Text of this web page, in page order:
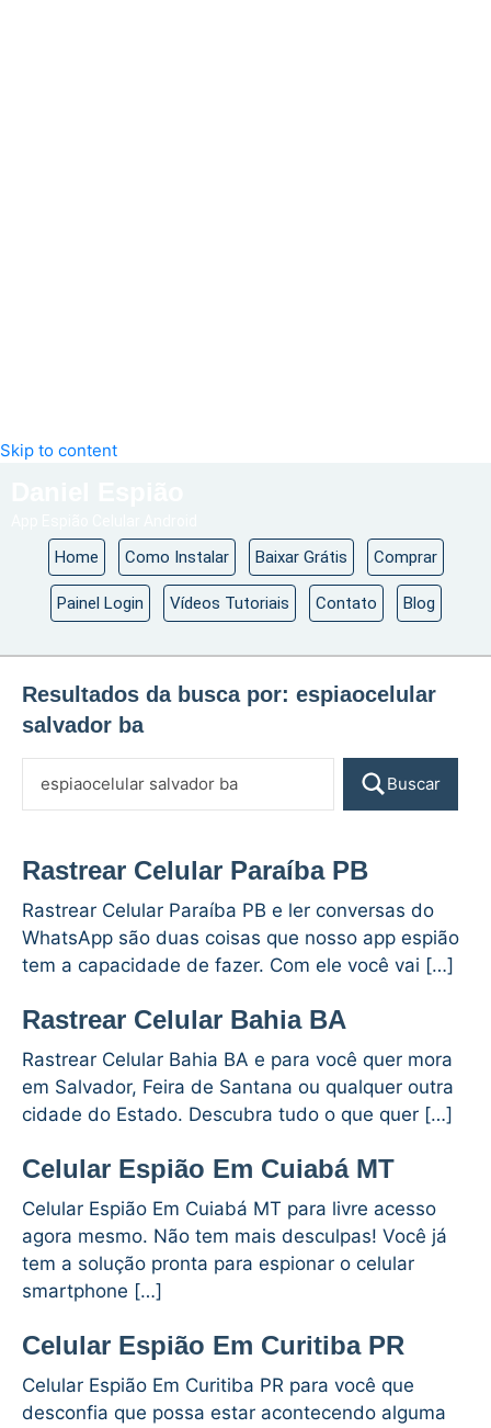
Skip to content
Home Como Instalar Baixar Grátis Comprar
Painel Login Vídeos Tutoriais Contato Blog
Resultados da busca por: espiaocelular
salvador ba
Buscar
Rastrear Celular Paraíba PB
Rastrear Celular Paraíba PB e ler conversas do
WhatsApp são duas coisas que nosso app espião
tem a capacidade de fazer. Com ele você vai […]
Rastrear Celular Bahia BA
Rastrear Celular Bahia BA e para você quer mora
em Salvador, Feira de Santana ou qualquer outra
cidade do Estado. Descubra tudo o que quer […]
Celular Espião Em Cuiabá MT
Celular Espião Em Cuiabá MT para livre acesso
agora mesmo. Não tem mais desculpas! Você já
tem a solução pronta para espionar o celular
smartphone […]
Celular Espião Em Curitiba PR
Celular Espião Em Curitiba PR para você que
desconfia que possa estar acontecendo alguma